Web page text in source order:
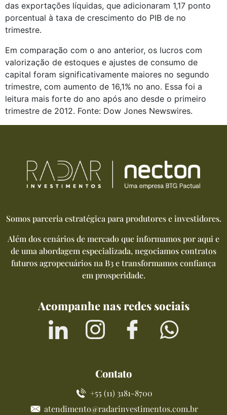
das exportações líquidas, que adicionaram 1,17 ponto
porcentual à taxa de crescimento do PIB de no
trimestre.
Em comparação com o ano anterior, os lucros com
valorização de estoques e ajustes de consumo de
capital foram significativamente maiores no segundo
trimestre, com aumento de 16,1% no ano. Essa foi a
leitura mais forte do ano após ano desde o primeiro
trimestre de 2012. Fonte: Dow Jones Newswires.
Somos parceria estratégica para produtores e investidores.
Além dos cenários de mercado que informamos por aqui e
de uma abordagem especializada, negociamos contratos
futuros agropecuários na B3 e transformamos confiança
em prosperidade.
Acompanhe nas redes sociais
Contato
+55 (11) 3181-8700
atendimento@radarinvestimentos.com.br